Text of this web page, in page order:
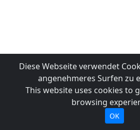
Diese Webseite verwendet
angenehmeres Surfen zu
This website uses cookies to
browsing
OK